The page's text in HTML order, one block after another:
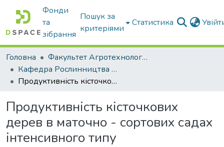
Фонди
та
зібрання
Пошук за
критеріями
Статистика
Головна
Факультет Агротехнологій та екології
Кафедра Рослинництва та садівництва ім. професора В.В. Калитки
Продуктивність кісточкових дерев в маточно - сортових садах інтенсивного типу
Продуктивність кісточкових
дерев в маточно - сортових садах
інтенсивного типу